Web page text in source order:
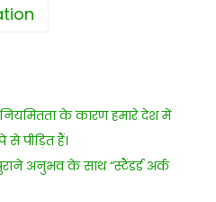
के कारण हमारे देश में
पीड़ित हैं।
अनुभव के साथ “स्टैंडर्ड अर्क